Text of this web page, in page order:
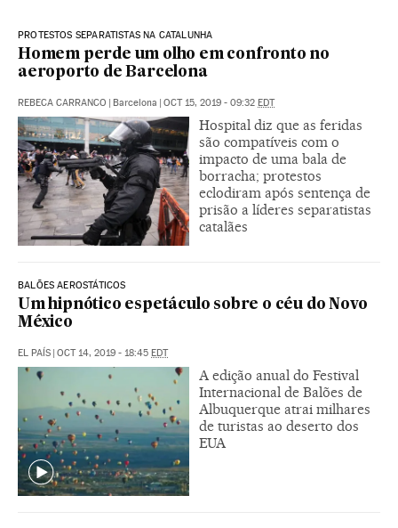
PROTESTOS SEPARATISTAS NA CATALUNHA
Homem perde um olho em confronto no
aeroporto de Barcelona
REBECA CARRANCO | Barcelona | OCT 15, 2019 - 09:32 EDT
Hospital diz que as feridas
são compatíveis com o
impacto de uma bala de
borracha; protestos
eclodiram após sentença de
prisão a líderes separatistas
catalães
BALÕES AEROSTÁTICOS
Um hipnótico espetáculo sobre o céu do Novo
México
EL PAÍS | OCT 14, 2019 - 18:45 EDT
A edição anual do Festival
Internacional de Balões de
Albuquerque atrai milhares
de turistas ao deserto dos
EUA